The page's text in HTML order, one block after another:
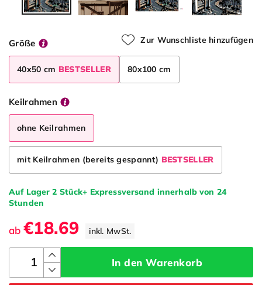
Zur Wunschliste hinzufügen
Größe
40x50 cm BESTSELLER 80x100 cm
Keilrahmen
ohne Keilrahmen
mit Keilrahmen (bereits gespannt) BESTSELLER
Auf Lager 2 Stück+ Expressversand innerhalb von 24
Stunden
ab €18.69 inkl. MwSt.
In den Warenkorb